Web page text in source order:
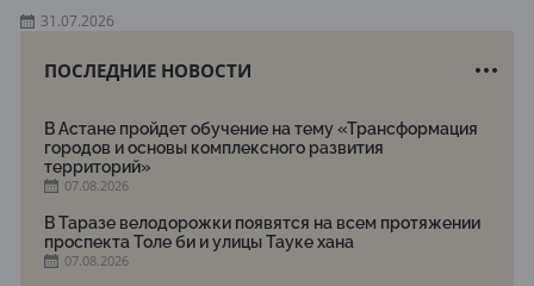
31.07.2026
ПОСЛЕДНИЕ НОВОСТИ
В Астане пройдет обучение на тему «Трансформация
городов и основы комплексного развития
территорий»
07.08.2026
В Таразе велодорожки появятся на всем протяжении
проспекта Толе би и улицы Тауке хана
07.08.2026